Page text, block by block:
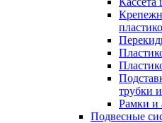
трубки
Рамки
Подвесные